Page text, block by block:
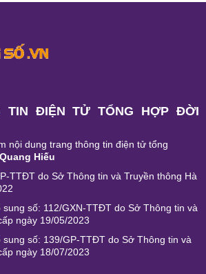
TIN ĐIỆN TỬ TỔNG HỢP ĐỜI
nội dung trang thông tin điện tử tổng
Hiếu
TTĐT do Sở Thông tin và Truyền thông Hà
số: 112/GXN-TTĐT do Sở Thông tin và
ngày 19/05/2023
số: 139/GP-TTĐT do Sở Thông tin và
ngày 18/07/2023